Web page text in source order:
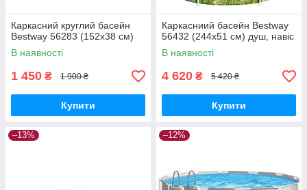
Каркасний круглий басейн
Bestway 56283 (152х38 см)
В наявності
1 450 ₴ 1 900 ₴
Купити
Каркасниий басейн Bestway
56432 (244х51 см) душ, навіс
В наявності
4 620 ₴ 5 420 ₴
Купити
–13% –12%